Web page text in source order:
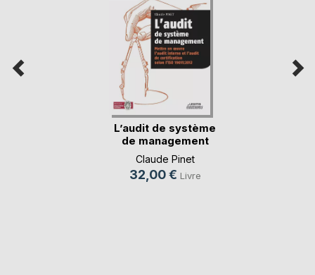
L’audit de système
de management
M(...)
Claude Pinet
32,00 € Livre